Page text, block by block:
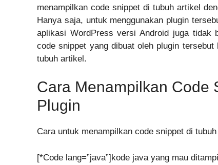
menampilkan code snippet di tubuh artikel
Hanya saja, untuk menggunakan plugin
aplikasi WordPress versi Android juga
code snippet yang dibuat oleh plugin
tubuh artikel.
Cara Menampilkan Code
Plugin
Cara untuk menampilkan code snippet di
[*Code lang=”java”]kode java yang mau